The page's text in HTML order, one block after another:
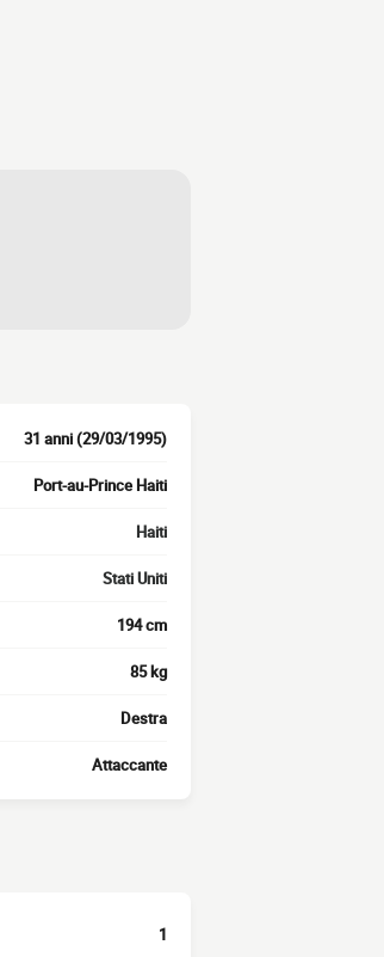
31 anni (29/03/1995)
Port-au-Prince Haiti
Haiti
Stati Uniti
194 cm
85 kg
Destra
Attaccante
1